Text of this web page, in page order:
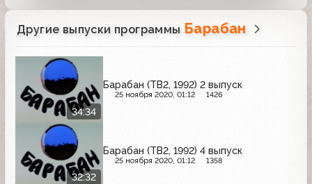
Другие выпуски программы Барабан
34:34
Барабан (ТВ2, 1992) 2 выпуск
25 ноября 2020, 01:12 1426
32:32
Барабан (ТВ2, 1992) 4 выпуск
25 ноября 2020, 01:12 1358